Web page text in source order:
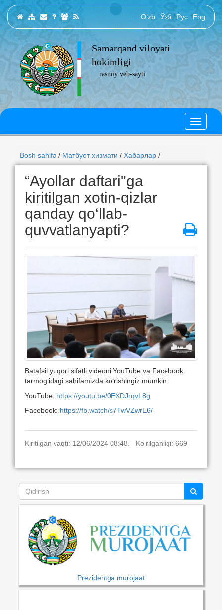
O‘zb Ўзб Рус Eng
Samarqand viloyati
hokimligi
rasmiy veb-sayti
Bosh sahifa / Матбуот хизмати / Хабарлар /
“Ayollar daftari"ga
kiritilgan xotin-qizlar
qanday qo‘llab-
quvvatlanyapti?
Batafsil yuqori sifatli videoni YouTube va Facebook
tarmog‘idagi sahifamizda ko‘rishingiz mumkin:
YouTube: https://youtu.be/0EXDJrqvL8g
Facebook: https://fb.watch/s7TwVZwrE6/
Kiritilgan vaqti: 12/06/2024 08:48. Ko‘rilganligi: 669
Prezidentga murojaat